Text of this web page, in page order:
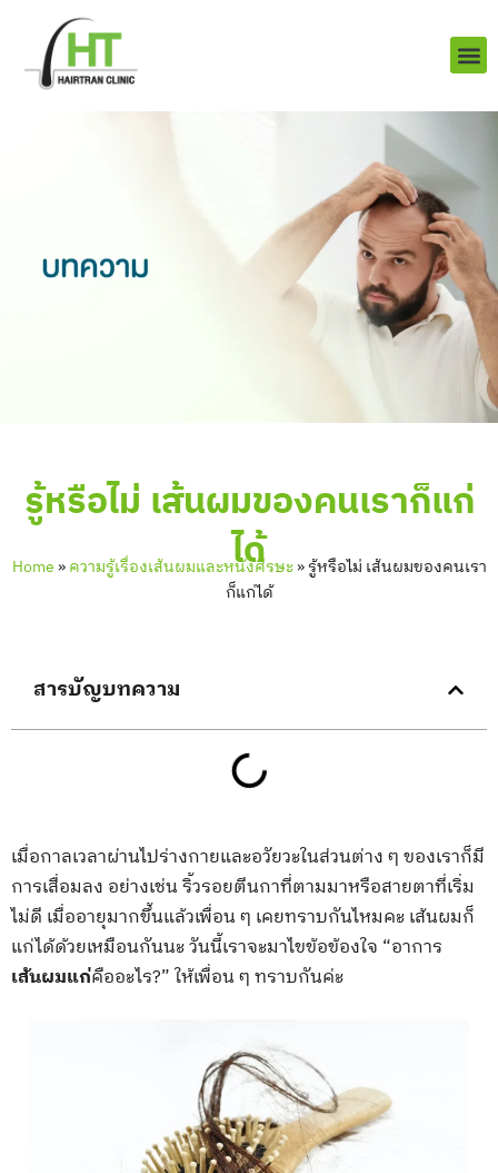
content
รู้หรือไม่ เส้นผมของคนเราก็แก่
ได้
Home»ความรู้เรื่องเส้นผมและหนังศีรษะ»รู้หรือไม่ เส้นผมของคนเรา
ก็แก่ได้
สารบัญบทความ
เมื่อกาลเวลาผ่านไปร่างกายและอวัยวะในส่วนต่าง ๆ ของเราก็มี
การเสื่อมลง อย่างเช่น ริ้วรอยตีนกาที่ตามมาหรือสายตาที่เริ่ม
ไม่ดี เมื่ออายุมากขึ้นแล้วเพื่อน ๆ เคยทราบกันไหมคะ เส้นผมก็
แก่ได้ด้วยเหมือนกันนะ วันนี้เราจะมาไขข้อข้องใจ “อาการ
เส้นผมแก่คืออะไร?” ให้เพื่อน ๆ ทราบกันค่ะ